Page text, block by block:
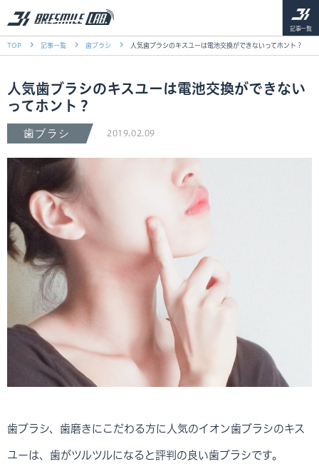
記事一覧
TOP 記事一覧 歯ブラシ 人気歯ブラシのキスユーは電池交換ができないってホント？
人気歯ブラシのキスユーは電池交換ができない
ってホント？
歯ブラシ 2019.02.09
歯ブラシ、歯磨きにこだわる方に人気のイオン歯ブラシのキス
ユーは、歯がツルツルになると評判の良い歯ブラシです。